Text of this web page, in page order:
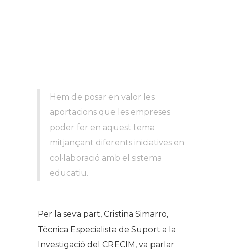
Hem de posar en valor les
aportacions que les empreses
poder fer en aquest tema
mitjançant diferents iniciatives en
col·laboració amb el sistema
educatiu.
Per la seva part, Cristina Simarro,
Tècnica Especialista de Suport a la
Investigació del CRECIM, va parlar